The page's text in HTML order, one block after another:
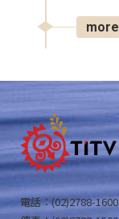
more
電話：(02)2788-1600